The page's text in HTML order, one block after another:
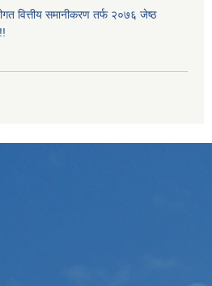
वित्तीय समानीकरण तर्फ २०७६ जेष्ठ